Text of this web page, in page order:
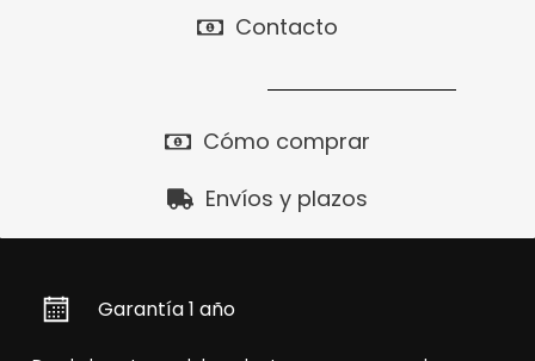
Contacto
Cómo comprar
Envíos y plazos
Garantía 1 año